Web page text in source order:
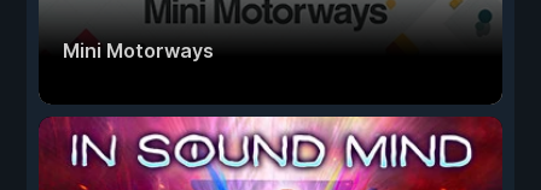
Mini Motorways